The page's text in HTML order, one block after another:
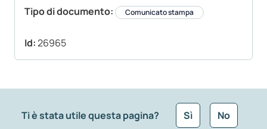
Tipo di documento: Comunicato stampa
Id:26965
Ti è stata utile questa pagina? Sì No